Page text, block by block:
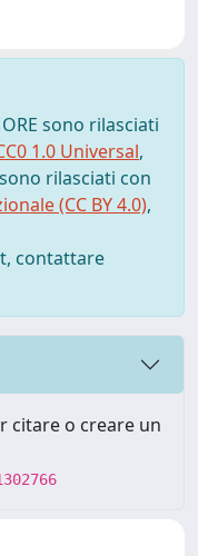
sono rilasciati
1.0 Universal,
rilasciati con
(CC BY 4.0),
contattare
citare o creare un